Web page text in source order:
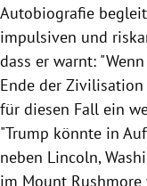
Autobiografie
impulsiven und
dass er warnt: "Wenn
Ende der
für diesen Fall ein
"Trump könnte in
neben Lincoln,
im Mount